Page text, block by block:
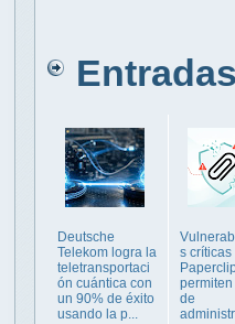
Entradas
Deutsche
Telekom logra la
teletransportaci
ón cuántica con
un 90% de éxito
usando la p...
s críticas
de